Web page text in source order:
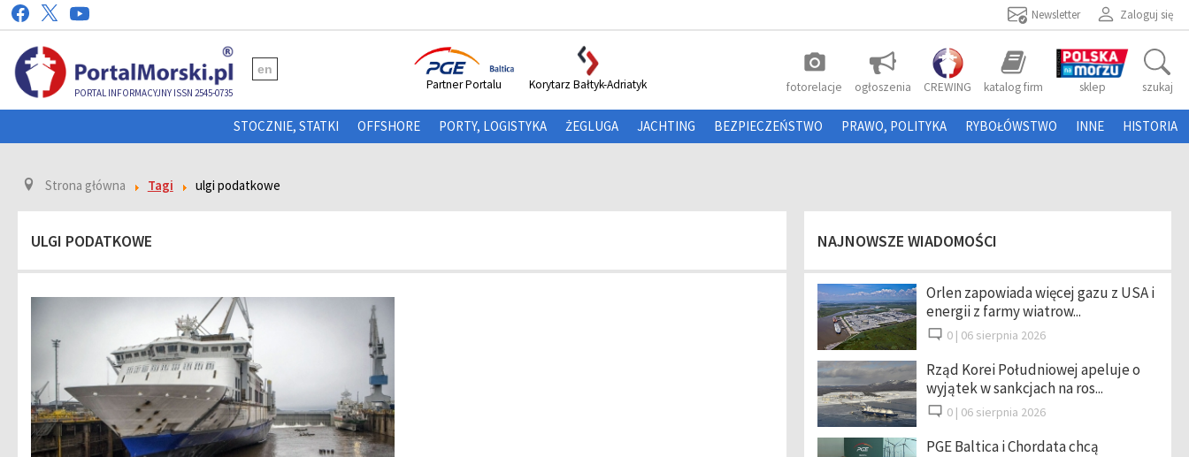
Zaloguj się
Newsletter
PORTAL INFORMACYJNY ISSN 2545-0735
en photo_camera
fotorelacje ogłoszenia CREWING katalog firm sklep szukaj
Partner Portalu Korytarz Bałtyk-Adriatyk
STOCZNIE, STATKI OFFSHORE PORTY, LOGISTYKA ŻEGLUGA JACHTING BEZPIECZEŃSTWO PRAWO, POLITYKA RYBOŁÓWSTWO INNE HISTORIA
Strona główna Tagi ulgi podatkowe
ULGI PODATKOWE NAJNOWSZE WIADOMOŚCI
Orlen zapowiada więcej gazu z USA i
energii z farmy wiatrow...
0 | 06 sierpnia 2026
Rząd Korei Południowej apeluje o
wyjątek w sankcjach na ros...
0 | 06 sierpnia 2026
PGE Baltica i Chordata chcą